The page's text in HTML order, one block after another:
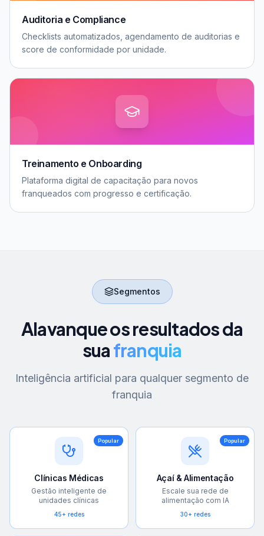
Auditoria e Compliance
Checklists automatizados, agendamento de auditorias e
score de conformidade por unidade.
Treinamento e Onboarding
Plataforma digital de capacitação para novos
franqueados com progresso e certificação.
Segmentos
Alavanque os resultados da
suafranquia
Inteligência artificial para qualquer segmento de
franquia
Popular
Clínicas Médicas
Gestão inteligente de
unidades clínicas
45+ redes
Popular
Açaí & Alimentação
Escale sua rede de
alimentação com IA
30+ redes